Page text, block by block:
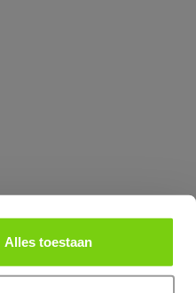
Alles toestaan